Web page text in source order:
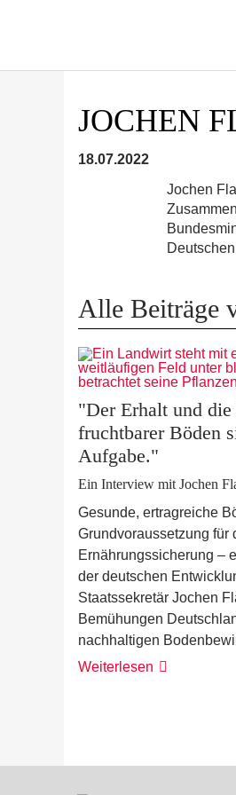
JOCHEN
18.07.2022
Jochen
Alle Beiträge
"Der Erhalt und
fruchtbarer Böden
Aufgabe."
Ein Interview mit Jochen
Gesunde, ertragreiche
Grundvoraussetzung für
Ernährungssicherung –
der deutschen
Staatssekretär Jochen
Bemühungen
nachhaltigen
Weiterlesen